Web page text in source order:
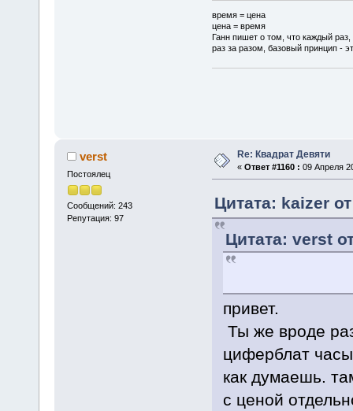
время = цена
цена = время
Ганн пишет о том, что каждый
раз за разом, базовый принцип -
verst
Постоялец
Сообщений: 243
Репутация: 97
Re: Квадрат Девяти
« Ответ #1160 : 09 Апреля
Цитата: kaizer
Цитата: verst
привет.
Ты же вроде
циферблат
как думаешь.
с ценой